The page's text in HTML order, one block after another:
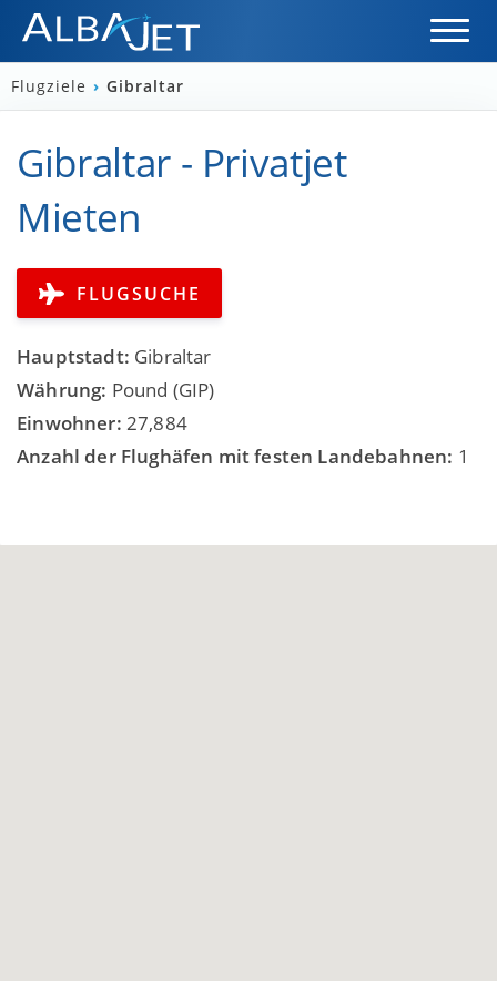
Flugziele › Gibraltar
Gibraltar - Privatjet
Mieten
FLUGSUCHE
Hauptstadt: Gibraltar
Währung: Pound (GIP)
Einwohner: 27,884
Anzahl der Flughäfen mit festen Landebahnen: 1